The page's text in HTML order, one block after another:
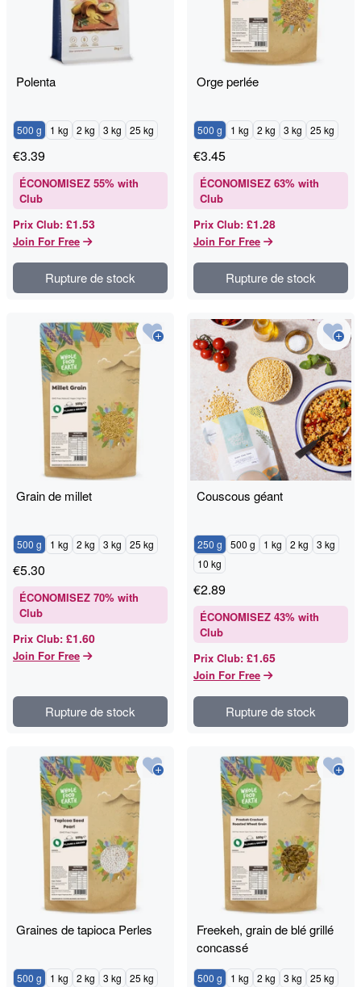
Polenta
500 g 1 kg 2 kg 3 kg 25 kg
€3.39
ÉCONOMISEZ 55% with
Club
Prix Club: £1.53
Join For Free
Rupture de stock
Orge perlée
500 g 1 kg 2 kg 3 kg 25 kg
€3.45
ÉCONOMISEZ 63% with
Club
Prix Club: £1.28
Join For Free
Rupture de stock
Grain de millet
500 g 1 kg 2 kg 3 kg 25 kg
€5.30
ÉCONOMISEZ 70% with
Club
Prix Club: £1.60
Join For Free
Rupture de stock
Couscous géant
250 g 500 g 1 kg 2 kg
3 kg
10 kg
€2.89
ÉCONOMISEZ 43% with
Club
Prix Club: £1.65
Join For Free
Rupture de stock
Graines de tapioca Perles
500 g 1 kg 2 kg 3 kg 25 kg
Freekeh, grain de blé grillé
concassé
500 g 1 kg 2 kg 3 kg 25 kg